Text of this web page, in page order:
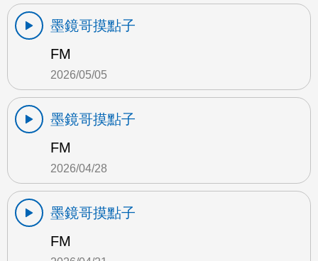
墨鏡哥摸點子
FM
2026/05/05
墨鏡哥摸點子
FM
2026/04/28
墨鏡哥摸點子
FM